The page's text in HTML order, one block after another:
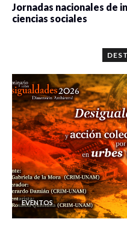
Jornadas nacionales de
ciencias sociales
EVENTOS